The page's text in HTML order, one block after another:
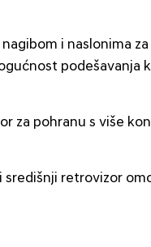
i naslonima
podešavanja
za pohranu s više
retrovizor